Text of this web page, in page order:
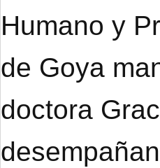
Humano y
de Goya
doctora